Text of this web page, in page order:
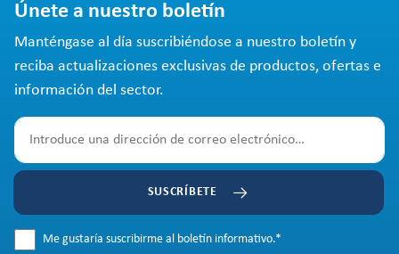
Únete a nuestro boletín
Manténgase al día suscribiéndose a nuestro boletín y
reciba actualizaciones exclusivas de productos, ofertas e
información del sector.
SUSCRÍBETE
Me gustaría suscribirme al boletín informativo.*